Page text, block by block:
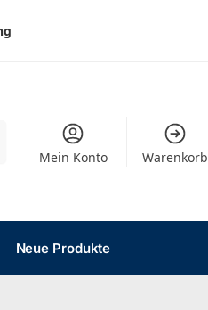
Mein Konto Warenkorb
Neue Produkte